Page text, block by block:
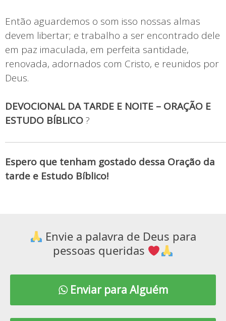
Então aguardemos o som isso nossas almas
devem libertar; e trabalho a ser encontrado dele
em paz imaculada, em perfeita santidade,
renovada, adornados com Cristo, e reunidos por
Deus.
DEVOCIONAL DA TARDE E NOITE – ORAÇÃO E
ESTUDO BÍBLICO?
Espero que tenham gostado dessa Oração da
tarde e Estudo Bíblico!
Envie a palavra de Deus para
pessoas queridas
Enviar para Alguém